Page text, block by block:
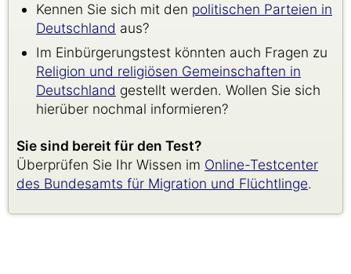
Kennen Sie sich mit den politischen Parteien in
Deutschland aus?
Im Einbürgerungstest könnten auch Fragen zu
Religion und religiösen Gemeinschaften in
Deutschland gestellt werden. Wollen Sie sich
hierüber nochmal informieren?
Sie sind bereit für den Test?
Überprüfen Sie Ihr Wissen im Online-Testcenter
des Bundesamts für Migration und Flüchtlinge.